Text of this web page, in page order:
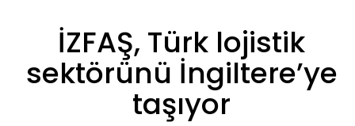
İZFAŞ, Türk lojistik
sektörünü İngiltere’ye
taşıyor